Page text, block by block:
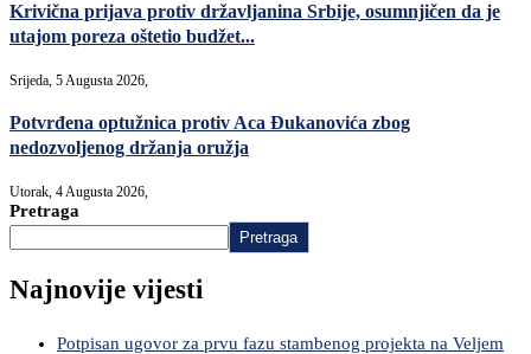
Krivična prijava protiv državljanina Srbije, osumnjičen da je
utajom poreza oštetio budžet...
Srijeda, 5 Augusta 2026,
Potvrđena optužnica protiv Aca Đukanovića zbog
nedozvoljenog držanja oružja
Utorak, 4 Augusta 2026,
Pretraga
Pretraga
Najnovije vijesti
Potpisan ugovor za prvu fazu stambenog projekta na Veljem